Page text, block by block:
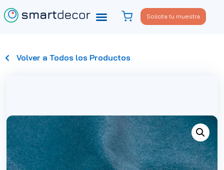
Solicita tu muestra
Volver a Todos los Productos